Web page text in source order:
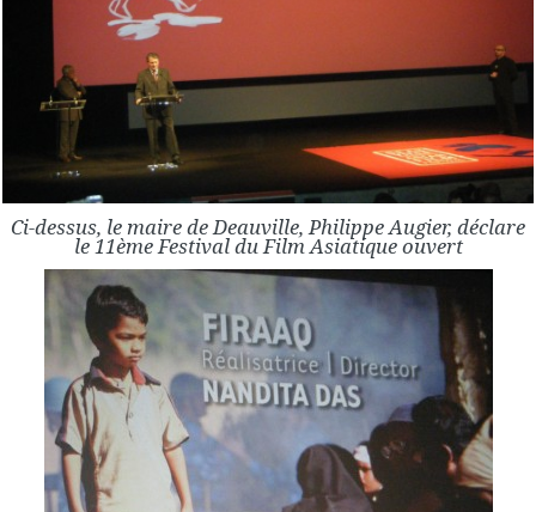
Ci-dessus, le maire de Deauville, Philippe Augier, déclare
le 11ème Festival du Film Asiatique ouvert